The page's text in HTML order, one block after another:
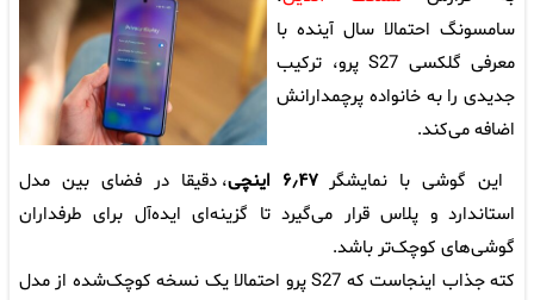
سامسونگ احتمالا سال آینده با
معرفی گلکسی S27 پرو، ترکیب
جدیدی را به خانواده پرچمدارانش
اضافه می‌کند.
این گوشی با نمایشگر۶٫۴۷ اینچی
، دقیقا در فضای بین مدل
استاندارد و پلاس قرار می‌گیرد تا گزینه‌ای ایده‌آل برای طرفداران
گوشی‌های کوچک‌تر باشد.
کته جذاب اینجاست که S27 پرو احتمالا یک نسخه کوچک‌شده از مدل